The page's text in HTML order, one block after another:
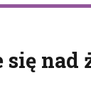
się nad